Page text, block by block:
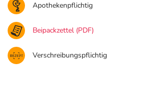
Apothekenpflichtig
Beipackzettel (PDF)
Verschreibungspflichtig